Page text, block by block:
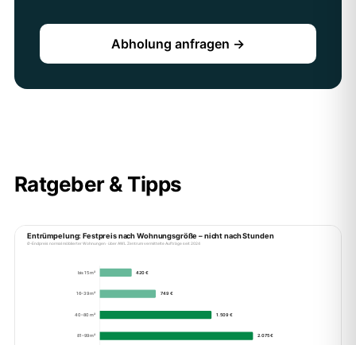
Abholung anfragen →
Ratgeber & Tipps